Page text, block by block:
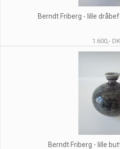
Berndt Friberg - lille
1.600,-
Berndt Friberg - lille